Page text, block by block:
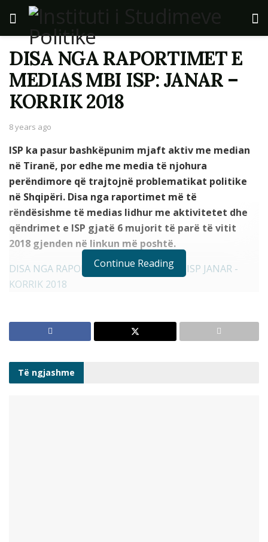
DISA NGA RAPORTIMET E
MEDIAS MBI ISP: JANAR –
KORRIK 2018
8 years ago
ISP ka pasur bashkëpunim mjaft aktiv me median
në Tiranë, por edhe me media të njohura
perëndimore që trajtojnë problematikat politike
në Shqipëri. Disa nga raportimet më të
rëndësishme të medias lidhur me aktivitetet dhe
qëndrimet e ISP gjatë 6 mujorit të parë të vitit
2018 gjenden në linkun më poshtë.
DISA NGA RAPORTIMET E MEDIAS MBI ISP JANAR -
KORRIK 2018
Continue Reading
Të ngjashme